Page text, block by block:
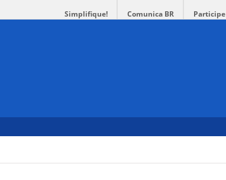
Simplifique! Comunica BR Participe